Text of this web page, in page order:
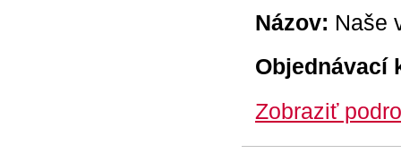
Názov: Naše
Objednávací
Zobraziť